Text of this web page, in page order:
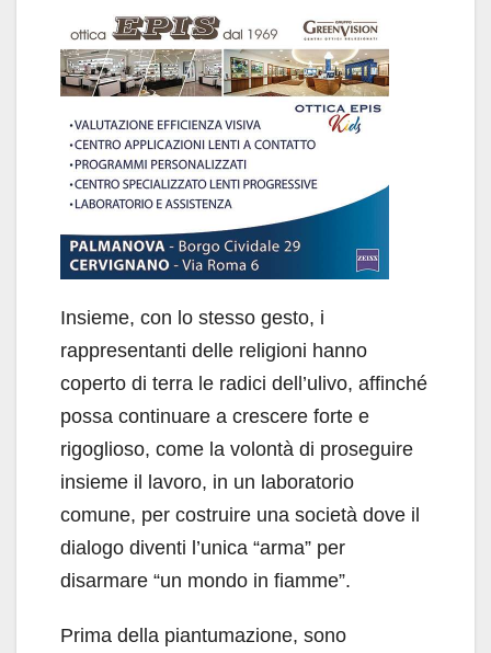
Insieme, con lo stesso gesto, i
rappresentanti delle religioni hanno
coperto di terra le radici dell’ulivo, affinché
possa continuare a crescere forte e
rigoglioso, come la volontà di proseguire
insieme il lavoro, in un laboratorio
comune, per costruire una società dove il
dialogo diventi l’unica “arma” per
disarmare “un mondo in fiamme”.
Prima della piantumazione, sono